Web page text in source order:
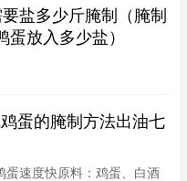
盐多少斤腌制（腌制
蛋放入多少盐）
蛋的腌制方法出油七
速度快原料：鸡蛋、白酒